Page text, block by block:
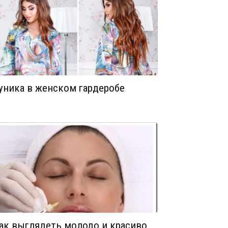
в женском гардеробе
выглядеть молодо и красиво